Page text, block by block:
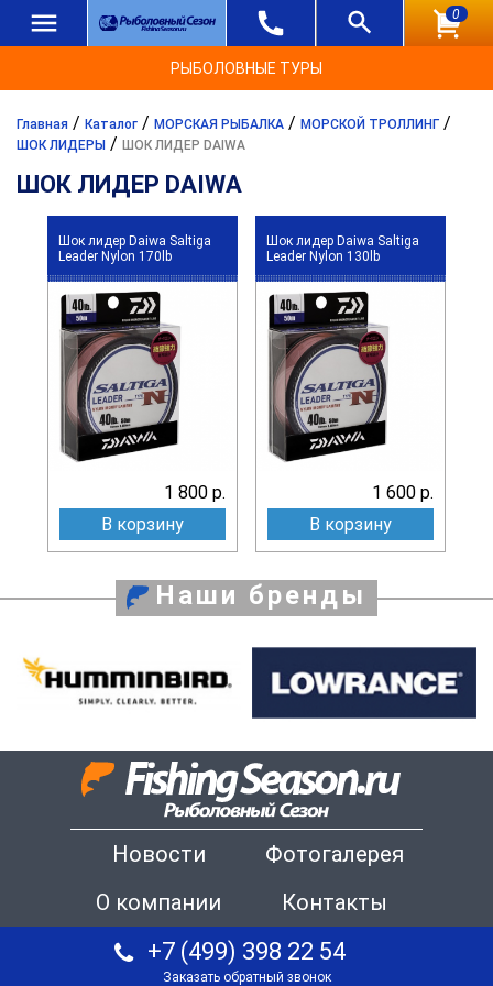
0
РЫБОЛОВНЫЕ ТУРЫ
Главная / Каталог / МОРСКАЯ РЫБАЛКА / МОРСКОЙ ТРОЛЛИНГ /
ШОК ЛИДЕРЫ / ШОК ЛИДЕР DAIWA
ШОК ЛИДЕР DAIWA
Шок лидер Daiwa Saltiga
Leader Nylon 170lb
1 800 р.
В корзину
Шок лидер Daiwa Saltiga
Leader Nylon 130lb
1 600 р.
В корзину
Наши бренды
Новости
Фотогалерея
О компании
Контакты
+7 (499) 398 22 54
Заказать обратный звонок